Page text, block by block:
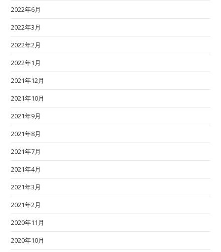
2022年6月
2022年3月
2022年2月
2022年1月
2021年12月
2021年10月
2021年9月
2021年8月
2021年7月
2021年4月
2021年3月
2021年2月
2020年11月
2020年10月